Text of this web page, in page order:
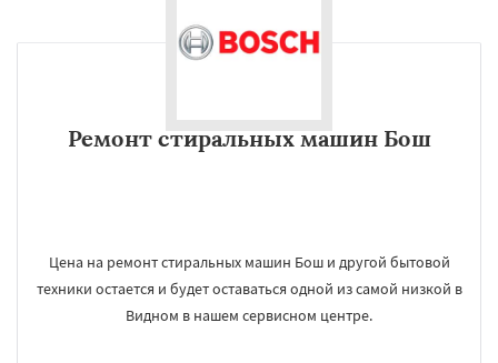
Ремонт стиральных машин Бош
Цена на ремонт стиральных машин Бош и другой бытовой
техники остается и будет оставаться одной из самой низкой в
Видном в нашем сервисном центре.